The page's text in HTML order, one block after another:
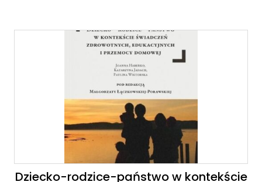
Dziecko-rodzice-państwo w kontekście